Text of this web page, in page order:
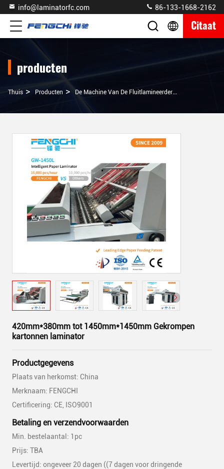
info@laminatorfc.com 86-133-1668-2162
Citaat
producten
Thuis > Producten > De Machine Van De Fluitlamineerder >
420mm*380mm tot 1450mm*1450mm Gekrompen
kartonnen laminator
Productgegevens
Plaats van herkomst: China
Merknaam: FENGCHI
Certificering: CE, ISO9001
Betaling en verzendvoorwaarden
Min. bestelaantal: 1pc
Prijs: TBA
Levertijd: ongeveer 20 dagen ((7 dagen voor dringende